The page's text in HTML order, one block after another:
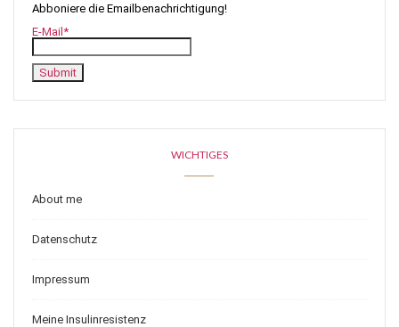
Abboniere die Emailbenachrichtigung!
E-Mail*
WICHTIGES
About me
Datenschutz
Impressum
Meine Insulinresistenz